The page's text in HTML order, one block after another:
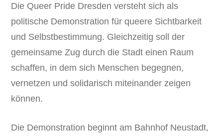
Die Queer Pride Dresden versteht sich als
politische Demonstration für queere Sichtbarkeit
und Selbstbestimmung. Gleichzeitig soll der
gemeinsame Zug durch die Stadt einen Raum
schaffen, in dem sich Menschen begegnen,
vernetzen und solidarisch miteinander zeigen
können.
Die Demonstration beginnt am Bahnhof Neustadt,